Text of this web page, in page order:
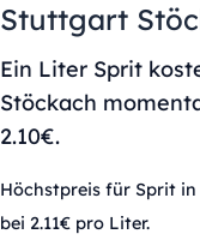
Stuttgart
Ein Liter Sprit
Stöckach
2.10€.
Höchstpreis für Sprit
bei 2.11€ pro Liter.